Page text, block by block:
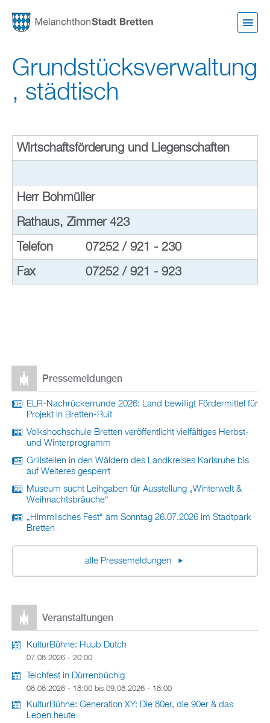
Grundstücksverwaltung
, städtisch
Wirtschaftsförderung und Liegenschaften
Herr Bohmüller
Rathaus, Zimmer 423
Telefon 07252 / 921 - 230
Fax 07252 / 921 - 923
Pressemeldungen
ELR-Nachrückerrunde 2026: Land bewilligt Fördermittel für
Projekt in Bretten-Ruit
Volkshochschule Bretten veröffentlicht vielfältiges Herbst-
und Winterprogramm
Grillstellen in den Wäldern des Landkreises Karlsruhe bis
auf Weiteres gesperrt
Museum sucht Leihgaben für Ausstellung „Winterwelt &
Weihnachtsbräuche“
„Himmlisches Fest“ am Sonntag 26.07.2026 im Stadtpark
Bretten
alle Pressemeldungen
Veranstaltungen
KulturBühne: Huub Dutch
07.08.2026 - 20:00
Teichfest in Dürrenbüchig
08.08.2026 - 18:00 bis 09.08.2026 - 18:00
KulturBühne: Generation XY: Die 80er, die 90er & das
Leben heute